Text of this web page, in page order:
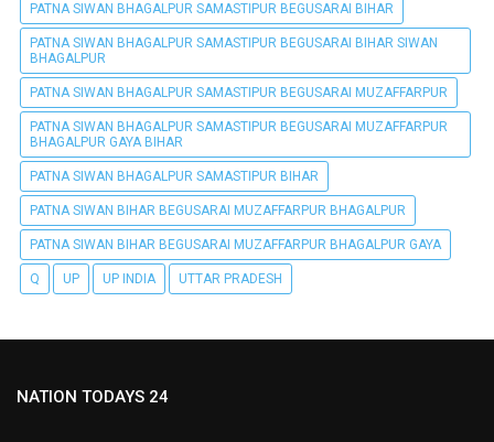
PATNA SIWAN BHAGALPUR SAMASTIPUR BEGUSARAI BIHAR
PATNA SIWAN BHAGALPUR SAMASTIPUR BEGUSARAI BIHAR SIWAN
BHAGALPUR
PATNA SIWAN BHAGALPUR SAMASTIPUR BEGUSARAI MUZAFFARPUR
PATNA SIWAN BHAGALPUR SAMASTIPUR BEGUSARAI MUZAFFARPUR
BHAGALPUR GAYA BIHAR
PATNA SIWAN BHAGALPUR SAMASTIPUR BIHAR
PATNA SIWAN BIHAR BEGUSARAI MUZAFFARPUR BHAGALPUR
PATNA SIWAN BIHAR BEGUSARAI MUZAFFARPUR BHAGALPUR GAYA
Q UP UP INDIA UTTAR PRADESH
NATION TODAYS 24